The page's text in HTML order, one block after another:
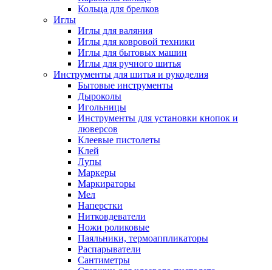
Кольца для брелков
Иглы
Иглы для валяния
Иглы для ковровой техники
Иглы для бытовых машин
Иглы для ручного шитья
Инструменты для шитья и рукоделия
Бытовые инструменты
Дыроколы
Игольницы
Инструменты для установки кнопок и
люверсов
Клеевые пистолеты
Клей
Лупы
Маркеры
Маркираторы
Мел
Наперстки
Нитковдеватели
Ножи роликовые
Паяльники, термоаппликаторы
Распарыватели
Сантиметры